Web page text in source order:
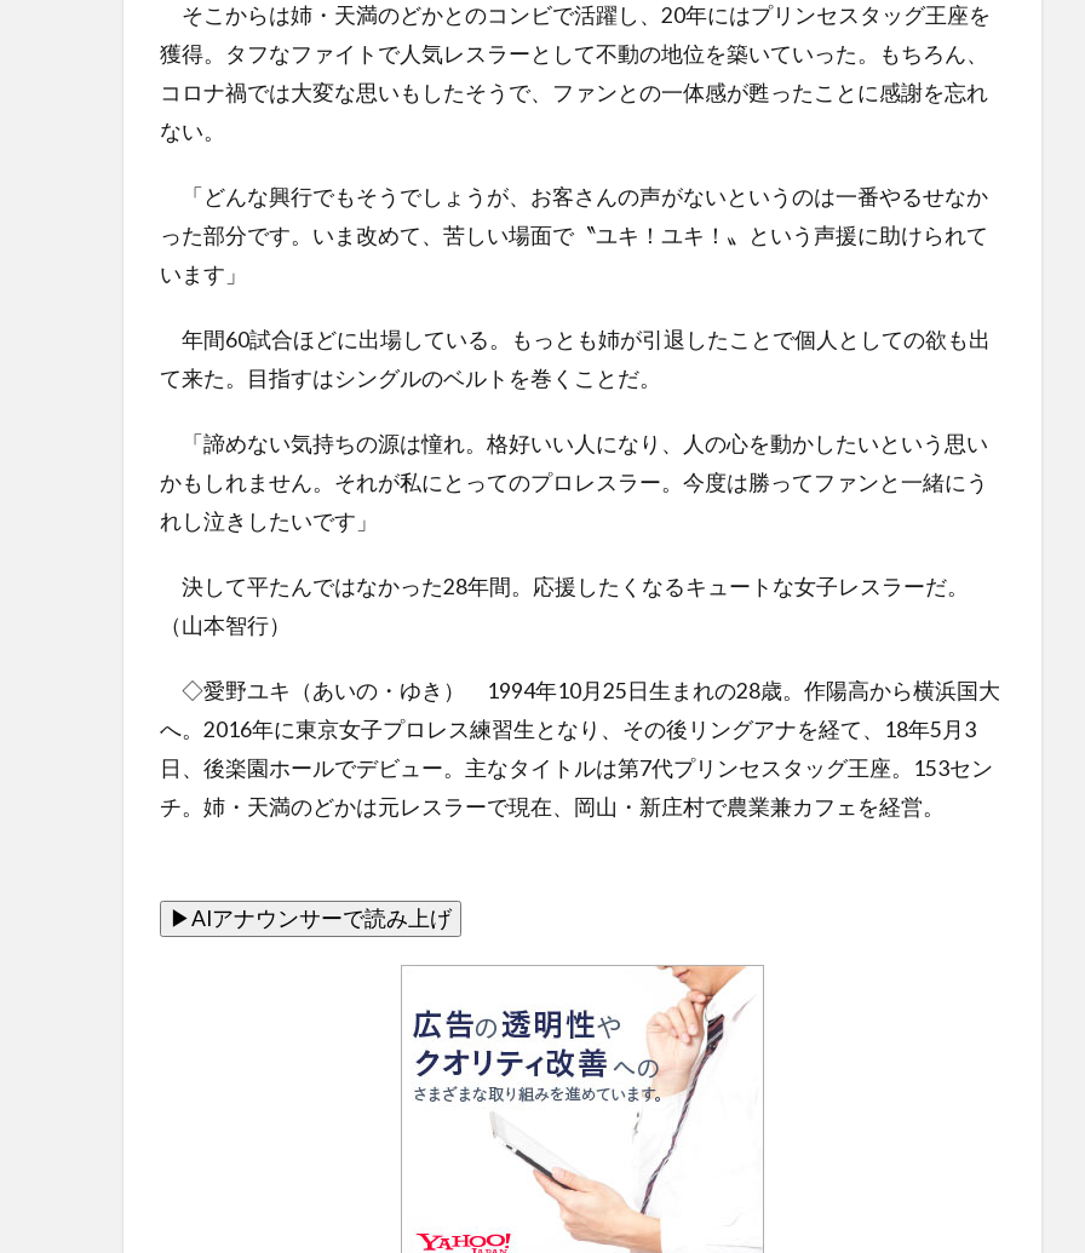
そこからは姉・天満のどかとのコンビで活躍し、20年にはプリンセスタッグ王座を
獲得。タフなファイトで人気レスラーとして不動の地位を築いていった。もちろん、
コロナ禍では大変な思いもしたそうで、ファンとの一体感が甦ったことに感謝を忘れ
ない。
「どんな興行でもそうでしょうが、お客さんの声がないというのは一番やるせなか
った部分です。いま改めて、苦しい場面で〝ユキ！ユキ！〟という声援に助けられて
います」
年間60試合ほどに出場している。もっとも姉が引退したことで個人としての欲も出
て来た。目指すはシングルのベルトを巻くことだ。
「諦めない気持ちの源は憧れ。格好いい人になり、人の心を動かしたいという思い
かもしれません。それが私にとってのプロレスラー。今度は勝ってファンと一緒にう
れし泣きしたいです」
決して平たんではなかった28年間。応援したくなるキュートな女子レスラーだ。
（山本智行）
◇愛野ユキ（あいの・ゆき） 1994年10月25日生まれの28歳。作陽高から横浜国大
へ。2016年に東京女子プロレス練習生となり、その後リングアナを経て、18年5月3
日、後楽園ホールでデビュー。主なタイトルは第7代プリンセスタッグ王座。153セン
チ。姉・天満のどかは元レスラーで現在、岡山・新庄村で農業兼カフェを経営。